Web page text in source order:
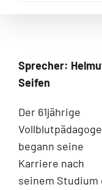
Sprecher:
Seifen
Der 61jährige
Vollblutpädagoge
begann seine
Karriere nach
seinem Studium